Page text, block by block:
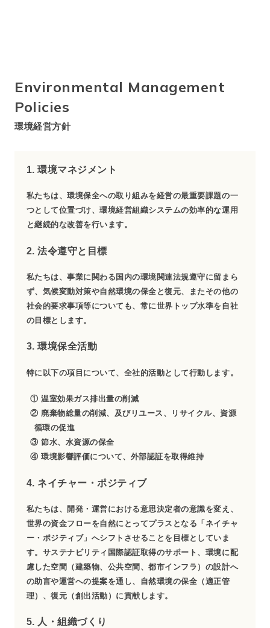
Environmental Management
Policies
環境経営方針
1. 環境マネジメント
私たちは、環境保全への取り組みを経営の最重要課題の一
つとして位置づけ、環境経営組織システムの効率的な運用
と継続的な改善を行います。
2. 法令遵守と目標
私たちは、事業に関わる国内の環境関連法規遵守に留まら
ず、気候変動対策や自然環境の保全と復元、またその他の
社会的要求事項等についても、常に世界トップ水準を自社
の目標とします。
3. 環境保全活動
特に以下の項目について、全社的活動として行動します。
① 温室効果ガス排出量の削減
② 廃棄物総量の削減、及びリユース、リサイクル、資源
循環の促進
③ 節水、水資源の保全
④ 環境影響評価について、外部認証を取得維持
4. ネイチャー・ポジティブ
私たちは、開発・運営における意思決定者の意識を変え、
世界の資金フローを自然にとってプラスとなる「ネイチャ
ー・ポジティブ」へシフトさせることを目標としていま
す。サステナビリティ国際認証取得のサポート、環境に配
慮した空間（建築物、公共空間、都市インフラ）の設計へ
の助言や運営への提案を通し、自然環境の保全（適正管
理）、復元（創出活動）に貢献します。
5. 人・組織づくり